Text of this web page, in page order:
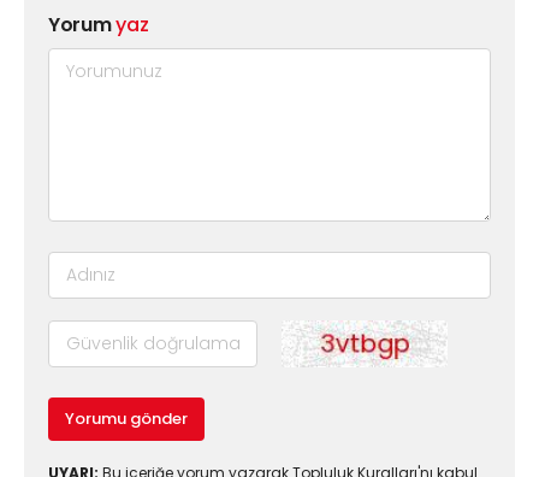
Yorumyaz
Yorumu gönder
UYARI: Bu içeriğe yorum yazarak Topluluk Kuralları'nı kabul